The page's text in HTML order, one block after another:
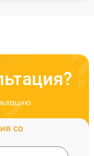
со